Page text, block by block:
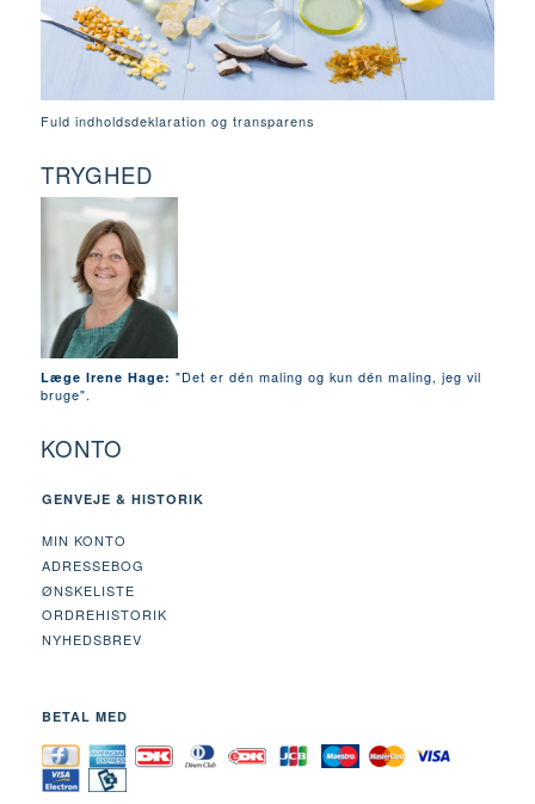
Fuld indholdsdeklaration og transparens
TRYGHED
Læge Irene Hage: "Det er dén maling og kun dén maling, jeg vil
bruge".
KONTO
GENVEJE & HISTORIK
MIN KONTO
ADRESSEBOG
ØNSKELISTE
ORDREHISTORIK
NYHEDSBREV
BETAL MED